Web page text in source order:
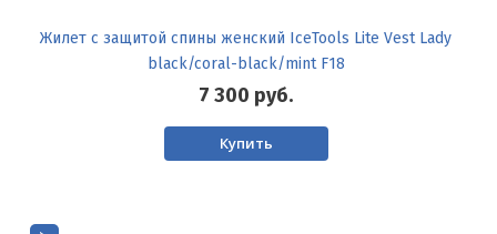
Жилет с защитой спины женский IceTools Lite Vest Lady
black/coral-black/mint F18
7 300 руб.
Купить